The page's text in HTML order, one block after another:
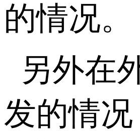
的情况。
另外在
发的情